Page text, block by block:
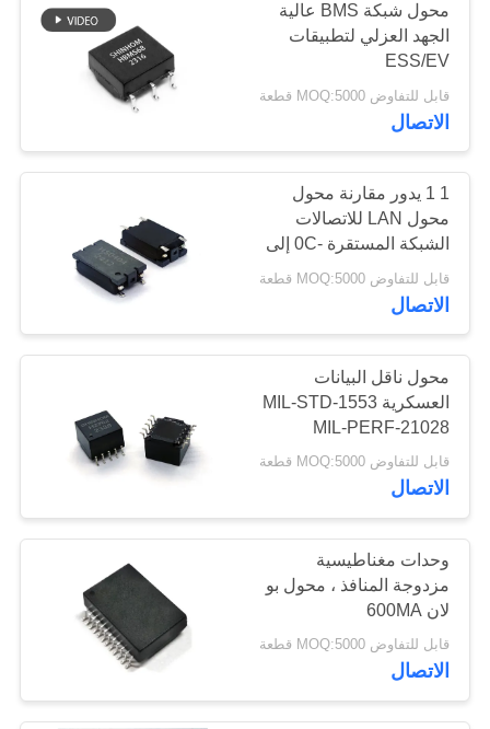
أخبار
القضايا
اطلب
اقتباس
خريطة
الموقع
PRIVACY
POLICY
قاعة تأثير الاستشعار
الحالية
32
تراجع مغو السلطة
55
سطحيّ جبل قوة
محث
56
محول شبكة BMS عالية
الجهد العزلي لتطبيقات
ESS/EV
قابل للتفاوض MOQ:5000 قطعة
الاتصال
1 1 يدور مقارنة محول
محول LAN للاتصالات
الشبكة المستقرة -0C إلى
70C
قابل للتفاوض MOQ:5000 قطعة
الاتصال
محول ناقل البيانات
العسكرية MIL-STD-1553
MIL-PERF-21028
لاستبدال PM-DB2762
قابل للتفاوض MOQ:5000 قطعة
الاتصال
وحدات مغناطيسية
مزدوجة المنافذ ، محول بو
لان 600MA
قابل للتفاوض MOQ:5000 قطعة
الاتصال